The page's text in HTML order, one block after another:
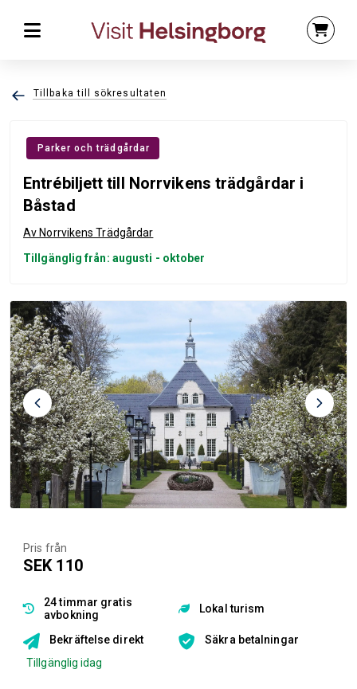
Tillbaka till sökresultaten
Parker och trädgårdar
Entrébiljett till Norrvikens trädgårdar i
Båstad
Av Norrvikens Trädgårdar
Tillgänglig från: augusti - oktober
Pris från
SEK 110
24 timmar gratis
avbokning
Lokal turism
Bekräftelse direkt
Säkra betalningar
Tillgänglig idag